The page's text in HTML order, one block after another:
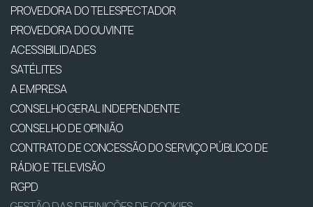
PROVEDORA DO TELESPECTADOR
PROVEDORA DO OUVINTE
ACESSIBILIDADES
SATÉLITES
A EMPRESA
CONSELHO GERAL INDEPENDENTE
CONSELHO DE OPINIÃO
CONTRATO DE CONCESSÃO DO SERVIÇO PÚBLICO DE
RÁDIO E TELEVISÃO
RGPD